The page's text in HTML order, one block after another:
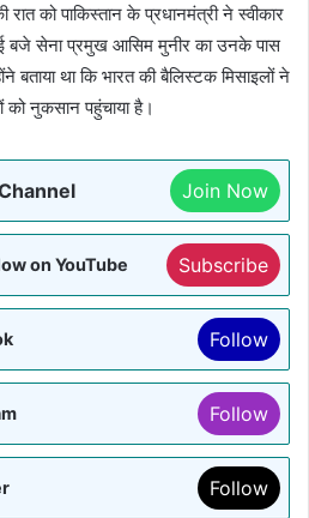
को पाकिस्तान के प्रधानमंत्री ने स्वीकार
बजे सेना प्रमुख आसिम मुनीर का उनके पास
था कि भारत की बैलिस्टक मिसाइलों ने
नुकसान पहुंचाया है।
Join Now
on YouTube Subscribe
Follow
Follow
Follow